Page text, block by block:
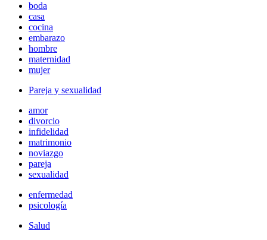
boda
casa
cocina
embarazo
hombre
maternidad
mujer
Pareja y sexualidad
amor
divorcio
infidelidad
matrimonio
noviazgo
pareja
sexualidad
enfermedad
psicología
Salud